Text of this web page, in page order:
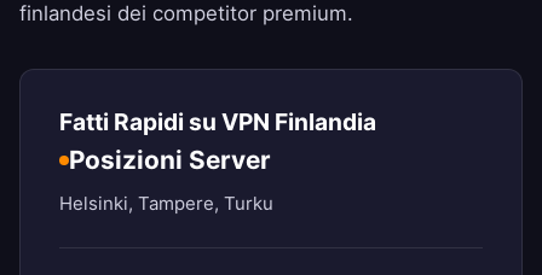
finlandesi dei competitor premium.
Fatti Rapidi su VPN Finlandia
Posizioni Server
Helsinki, Tampere, Turku